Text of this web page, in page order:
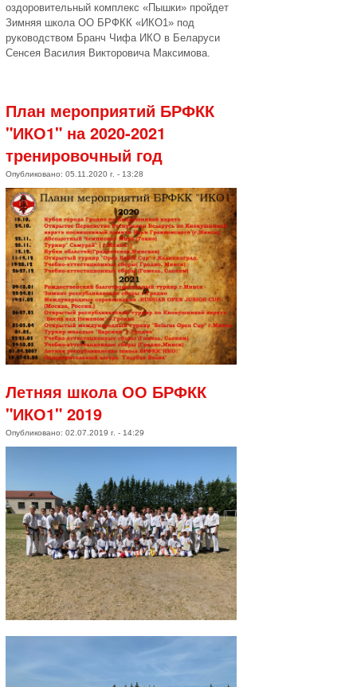
оздоровительный комплекс «Пышки» пройдет
Зимняя школа ОО БРФКК «ИКО1» под
руководством Бранч Чифа ИКО в Беларуси
Сенсея Василия Викторовича Максимова.
План мероприятий БРФКК
"ИКО1" на 2020-2021
тренировочный год
Опубликовано: 05.11.2020 г. - 13:28
Летняя школа ОО БРФКК
"ИКО1" 2019
Опубликовано: 02.07.2019 г. - 14:29